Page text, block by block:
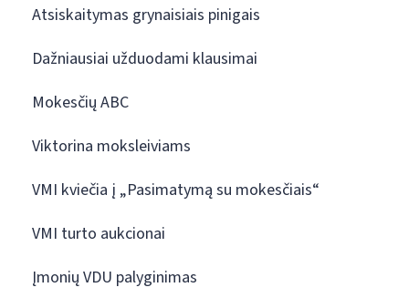
Atsiskaitymas grynaisiais pinigais
Dažniausiai užduodami klausimai
Mokesčių ABC
Viktorina moksleiviams
VMI kviečia į „Pasimatymą su mokesčiais“
VMI turto aukcionai
Įmonių VDU palyginimas